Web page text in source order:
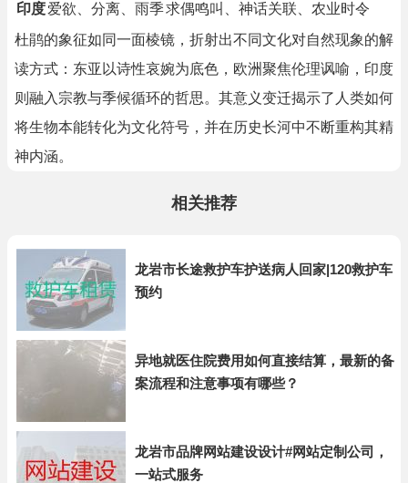
印度爱欲、分离、雨季求偶鸣叫、神话关联、农业时令
杜鹃的象征如同一面棱镜，折射出不同文化对自然现象的解
读方式：东亚以诗性哀婉为底色，欧洲聚焦伦理讽喻，印度
则融入宗教与季候循环的哲思。其意义变迁揭示了人类如何
将生物本能转化为文化符号，并在历史长河中不断重构其精
神内涵。
相关推荐
龙岩市长途救护车护送病人回家|120救护车
预约
异地就医住院费用如何直接结算，最新的备
案流程和注意事项有哪些？
龙岩市品牌网站建设设计#网站定制公司，
一站式服务